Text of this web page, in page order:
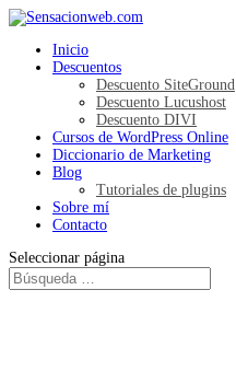
Inicio
Descuentos
Descuento SiteGround
Descuento Lucushost
Descuento DIVI
Cursos de WordPress Online
Diccionario de Marketing
Blog
Tutoriales de plugins
Sobre mí
Contacto
Seleccionar página